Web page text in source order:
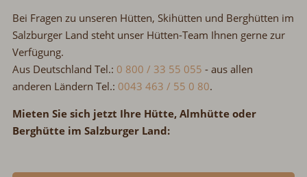
Bei Fragen zu unseren Hütten, Skihütten und Berghütten im
Salzburger Land steht unser Hütten-Team Ihnen gerne zur
Verfügung.
Aus Deutschland Tel.: 0 800 / 33 55 055 -aus allen
anderen Ländern Tel.: 0043 463 / 55 0 80.
Mieten Sie sich jetzt Ihre Hütte, Almhütte oder
Berghütte im Salzburger Land: